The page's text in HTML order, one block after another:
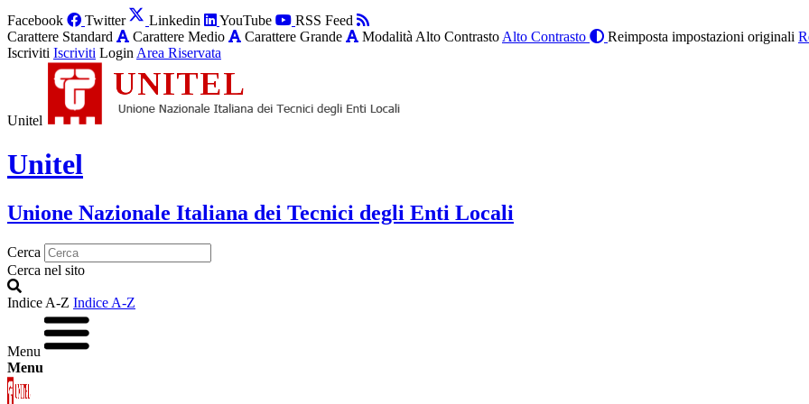
Facebook Twitter Linkedin YouTube
RSS Feed
Carattere Standard
Carattere Medio Carattere Grande Modalità Alto Contrasto Alto Contrasto Reimposta impostazioni originali
Iscriviti Iscriviti Login Area Riservata
Unitel
Unitel
Unione Nazionale Italiana dei Tecnici degli Enti Locali
Cerca
Cerca nel sito
Indice A-Z Indice A-Z
Menu
Menu